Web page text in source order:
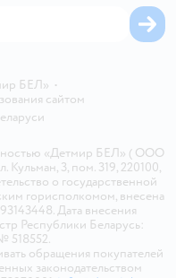
БЕЛ» •
сайтом
«Детмир БЕЛ» ( ООО
3, пом. 319, 220100,
о государственной
горисполкомом, внесена
Дата внесения
Республики Беларусь:
518552.
обращения покупателей
законодательством